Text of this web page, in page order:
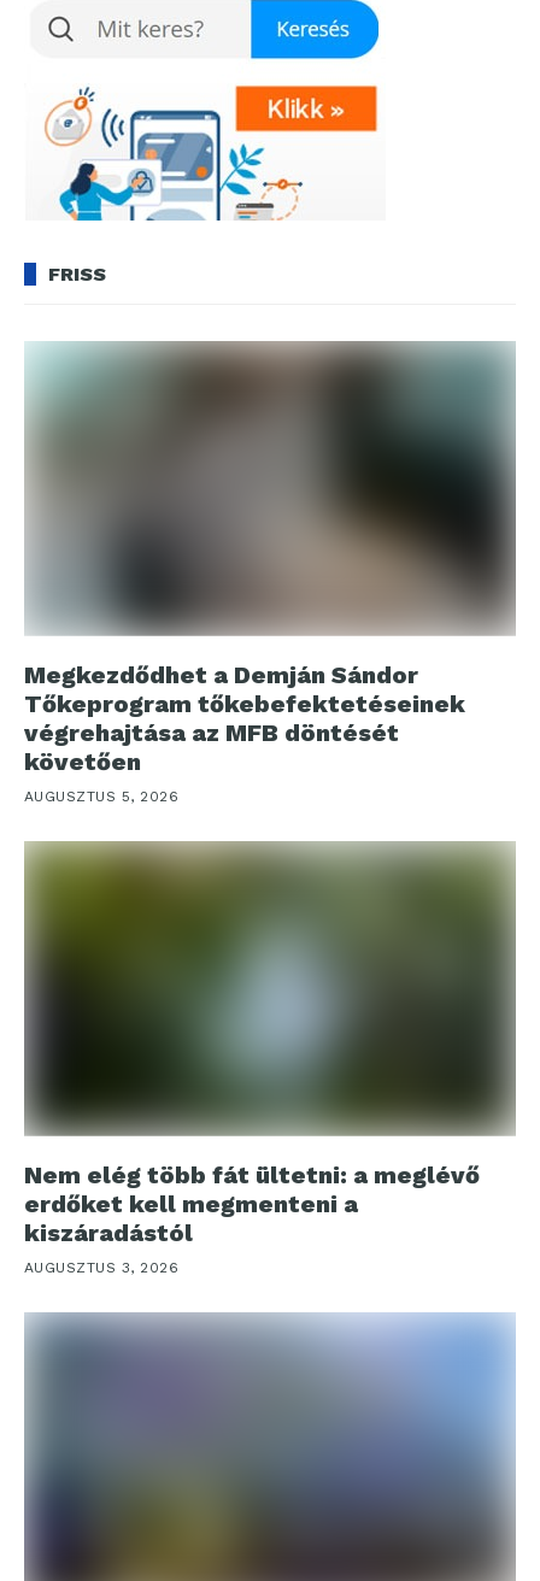
FRISS
Megkezdődhet a Demján Sándor
Tőkeprogram tőkebefektetéseinek
végrehajtása az MFB döntését
követően
AUGUSZTUS 5, 2026
Nem elég több fát ültetni: a meglévő
erdőket kell megmenteni a
kiszáradástól
AUGUSZTUS 3, 2026